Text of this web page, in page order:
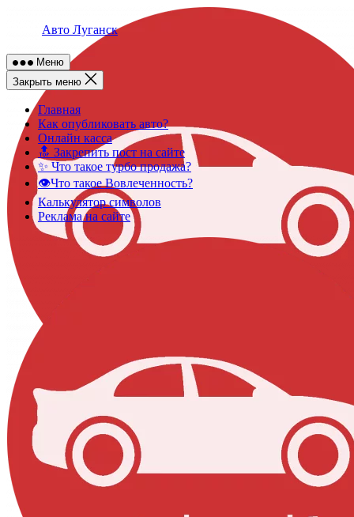
Авто Луганск
Меню
Закрыть меню
Главная
Как опубликовать авто?
Онлайн касса
🔝 Закрепить пост на сайте
✨ Что такое турбо продажа?
👁️Что такое Вовлеченность?
Калькулятор символов
Реклама на сайте